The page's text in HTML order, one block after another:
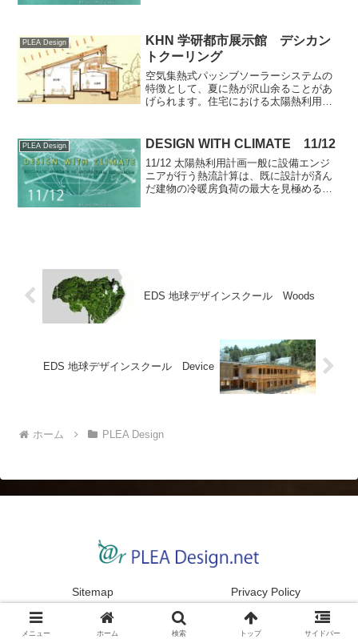
が、物体の形...
PLEA Design
KHN 学研都市展示館 デシカン
トクーリング
空気集熱式パッシブソーラーシステムの
特徴として、夏に熱が沢山余ることがあ
げられます。住宅における太陽熱利用率
家族の家では、一日に50℃ 300リットル
PLEA Design DESIGN WITH CLIMATE 11/12
11/12 太陽熱利用計画一般に設備エンジ
ニアが行う熱流計算は、既に設計が済ん
だ建物の冷暖房負荷の最大を見極めるた
EDS 地球デザインスクール Woods
EDS 地球デザインスクール Device
ホーム PLEA Design
Sitemap Privacy Policy
© 2022 PLEA Design net.
メニュー ホーム 検索 トップ サイドバー